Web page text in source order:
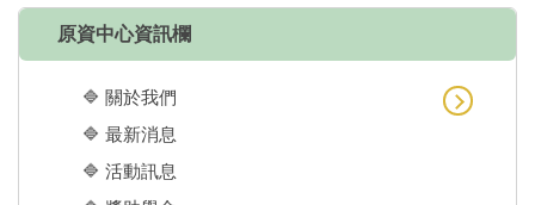
原資中心資訊欄
🔷 關於我們
🔷 最新消息
🔷 活動訊息